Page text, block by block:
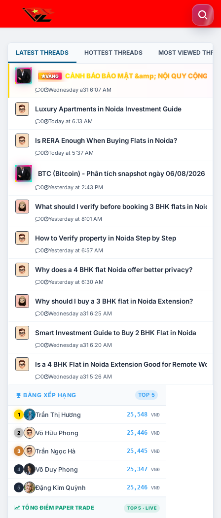
LATEST THREADS HOTTEST THREADS MOST VIEWED
VÀNG CẢNH BÁO BẢO MẬT &amp; NỘI QUY CỘNG
0 Wednesday a31 6:07 AM
Luxury Apartments in Noida Investment Guide
0 Today at 6:13 AM
Is RERA Enough When Buying Flats in Noida?
0 Today at 5:37 AM
BTC (Bitcoin) - Phân tích snapshot ngày 06/08/2026
0 Yesterday at 2:43 PM
What should I verify before booking 3 BHK flats in Noida?
0 Yesterday at 8:01 AM
How to Verify property in Noida Step by Step
0 Yesterday at 6:57 AM
Why does a 4 BHK flat Noida offer better privacy?
0 Yesterday at 6:30 AM
Why should I buy a 3 BHK flat in Noida Extension?
0 Wednesday a31 6:25 AM
Smart Investment Guide to Buy 2 BHK Flat in Noida
0 Wednesday a31 6:20 AM
Is a 4 BHK Flat in Noida Extension Good for Remote Work?
0 Wednesday a31 5:26 AM
BẢNG XẾP HẠNG TOP 5
1 Trần Thị Hương 25,548 VNĐ
2 Võ Hữu Phong 25,446 VNĐ
3 Trần Ngọc Hà 25,445 VNĐ
4 Võ Duy Phong 25,347 VNĐ
5 Đặng Kim Quỳnh 25,246 VNĐ
TỔNG ĐIỂM PAPER TRADE TOP 5 · LIVE